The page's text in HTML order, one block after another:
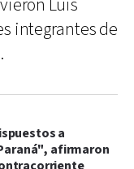
Luis
integrantes de
a
afirmaron